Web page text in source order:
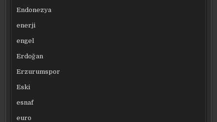
Endonezya
enerji
engel
Erdoğan
Erzurumspor
Eski
esnaf
euro